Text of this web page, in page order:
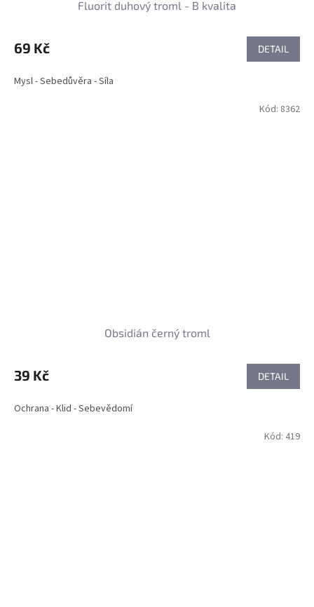
Fluorit duhový troml - B kvalita
69 Kč DETAIL
Mysl - Sebedůvěra - Síla
Obsidián černý troml
39 Kč DETAIL
Ochrana - Klid - Sebevědomí
Kód: 8362
Kód: 419